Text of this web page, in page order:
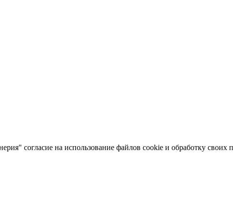
согласие на использование файлов cookie и обработку